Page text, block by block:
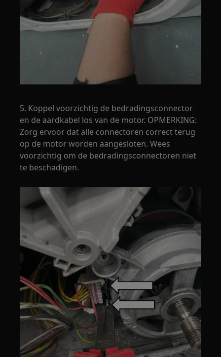
5. Koppel voorzichtig de bedradingsconnector
en de aardkabel los van de motor. OPMERKING:
Zorg ervoor dat alle connectoren correct terug
op de motor worden aangesloten. Wees
voorzichtig om de bedradingsconnectoren niet
te beschadigen.